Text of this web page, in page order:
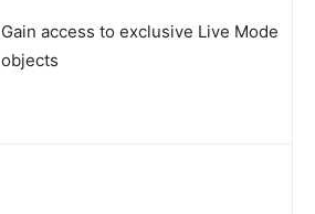
Gain access to exclusive Live Mode
objects